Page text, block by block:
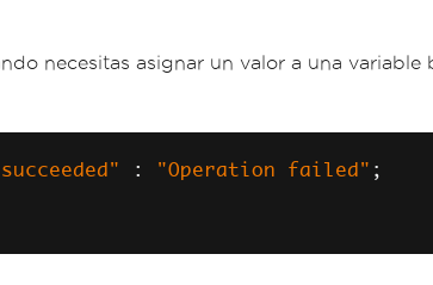
necesitas asignar un valor a una
: "Operation failed" ;